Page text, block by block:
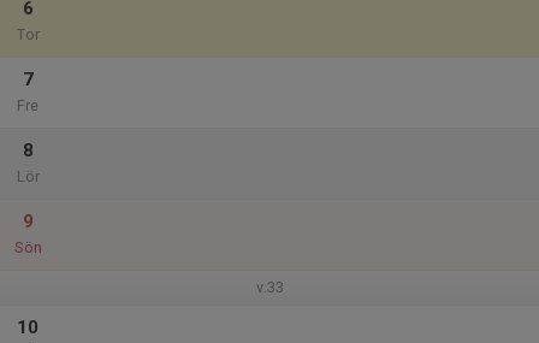
6
Tor
7
Fre
8
Lör
9
Sön
v.33
10